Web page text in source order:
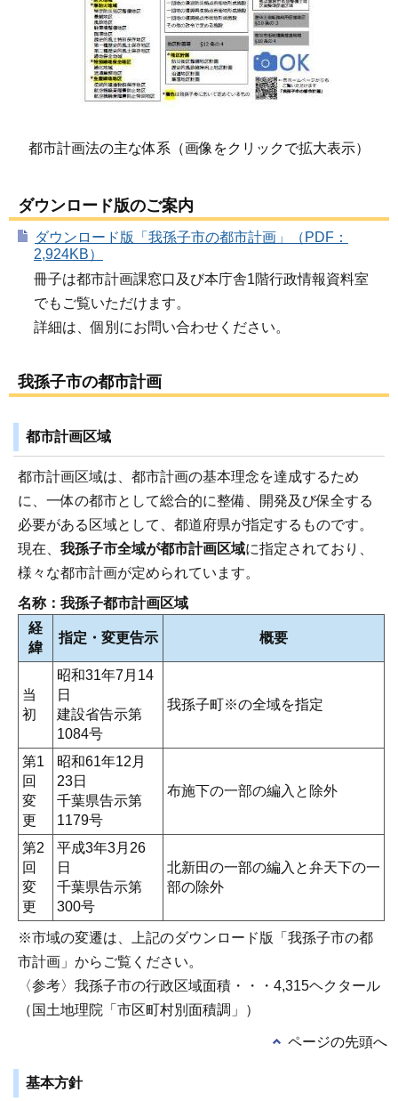
都市計画法の主な体系（画像をクリックで拡大表示）
ダウンロード版のご案内
ダウンロード版「我孫子市の都市計画」（PDF：
2,924KB）
冊子は都市計画課窓口及び本庁舎1階行政情報資料室
でもご覧いただけます。
詳細は、個別にお問い合わせください。
我孫子市の都市計画
都市計画区域
都市計画区域は、都市計画の基本理念を達成するため
に、一体の都市として総合的に整備、開発及び保全する
必要がある区域として、都道府県が指定するものです。
現在、 我孫子市全域が都市計画区域に指定されており、
様々な都市計画が定められています。
名称：我孫子都市計画区域
経
緯
指定・変更告示 概要
当
初
昭和31年7月14
日
建設省告示第
1084号
我孫子町※の全域を指定
第1
回
変
更
昭和61年12月
23日
千葉県告示第
1179号
布施下の一部の編入と除外
第2
回
変
更
平成3年3月26
日
千葉県告示第
300号
北新田の一部の編入と弁天下の一
部の除外
※市域の変遷は、上記のダウンロード版「我孫子市の都
市計画」からご覧ください。
〈参考〉我孫子市の行政区域面積・・・4,315ヘクタール
（国土地理院「市区町村別面積調」）
ページの先頭へ
基本方針